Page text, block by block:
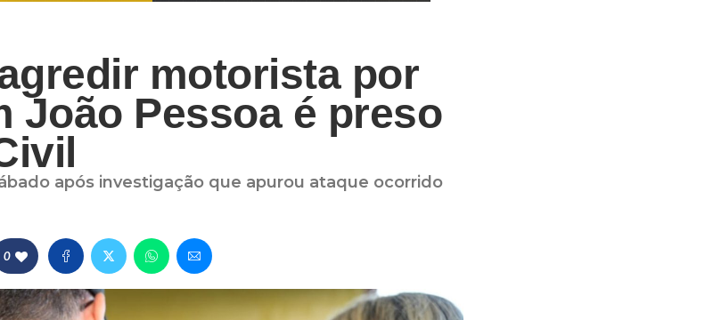
motorista por
João Pessoa é preso
após investigação que apurou ataque ocorrido
0